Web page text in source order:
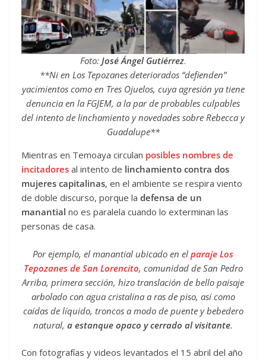
Foto: José Ángel Gutiérrez.
**Ni en Los Tepozanes deteriorados “defienden”
yacimientos como en Tres Ojuelos, cuya agresión ya tiene
denuncia en la FGJEM, a la par de probables culpables
del intento de linchamiento y novedades sobre Rebecca y
Guadalupe**
Mientras en Temoaya circulan posibles nombres de
incitadores al intento de linchamiento contra dos
mujeres capitalinas, en el ambiente se respira viento
de doble discurso, porque la defensa de un
manantial no es paralela cuando lo exterminan las
personas de casa.
Por ejemplo, el manantial ubicado en el paraje Los
Tepozanes de San Lorencito, comunidad de San Pedro
Arriba, primera sección, hizo translación de bello paisaje
arbolado con agua cristalina a ras de piso, así como
caídas de líquido, troncos a modo de puente y bebedero
natural, a estanque opaco y cerrado al visitante.
Con fotografías y videos levantados el 15 abril del año